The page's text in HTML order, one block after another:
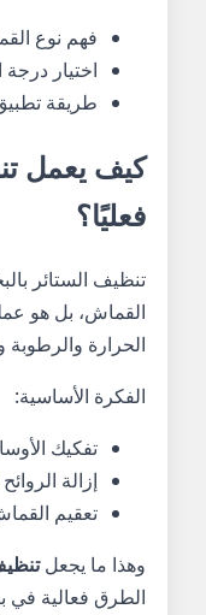
فهم نوع
اختيار درجة
طريقة تطبيق
كيف يعمل
فعليًا؟
تنظيف الستائر
القماش، بل هو
الحرارة
الفكرة الأساسية:
تفكيك
إزالة
تعقيم
وهذا ما يجعل
الطرق فعالية في